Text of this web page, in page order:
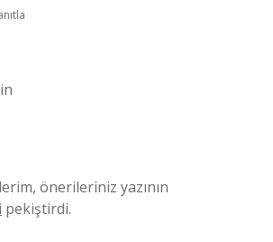
önerileriniz yazının
pekiştirdi.